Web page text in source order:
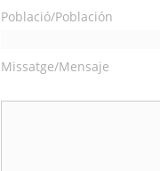
Població/Población
Missatge/Mensaje